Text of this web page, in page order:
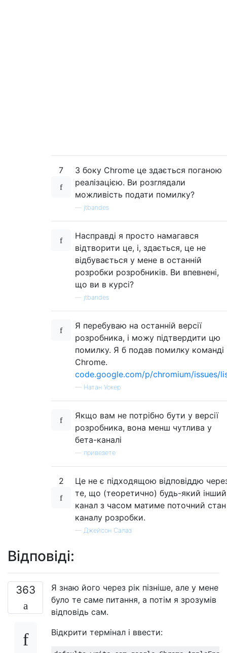
7
З боку Chrome це здається поганою
реалізацією. Ви розглядали
можливість подати помилку?
jtbandes
Насправді я просто намагався
відтворити це, і, здається, це не
відбувається у мене в останній
розробки розробників. Ви впевнені,
що ви в курсі?
jtbandes
Я перебуваю на останній версії
розробника, і можу підтвердити цю
помилку. Я б подав помилку команді
Chrome.
code.google.com/p/chromium/issues/
— Натан Уокер
Якщо вам не потрібно бути у версії
розробника, вона менш чутлива у
бета-каналі
привезете
2
Це не є підходящою відповіддю
те, що (теоретично) будь-який інший
канал з часом матиме поточний стан
каналу розробки.
— Джейсон Салаз
Відповіді:
363
Я знаю його через рік пізніше, але у мене
було те саме питання, а потім я зрозумів
відповідь сам.
Відкрити термінал і ввести: